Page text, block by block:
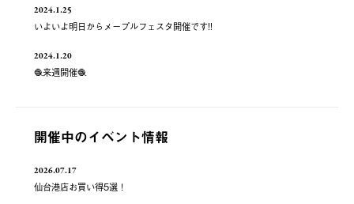
2024.1.25
いよいよ明日からメープルフェスタ開催です!!
2024.1.20
🧶来週開催🧶
開催中のイベント情報
2026.07.17
仙台港店お買い得5選！